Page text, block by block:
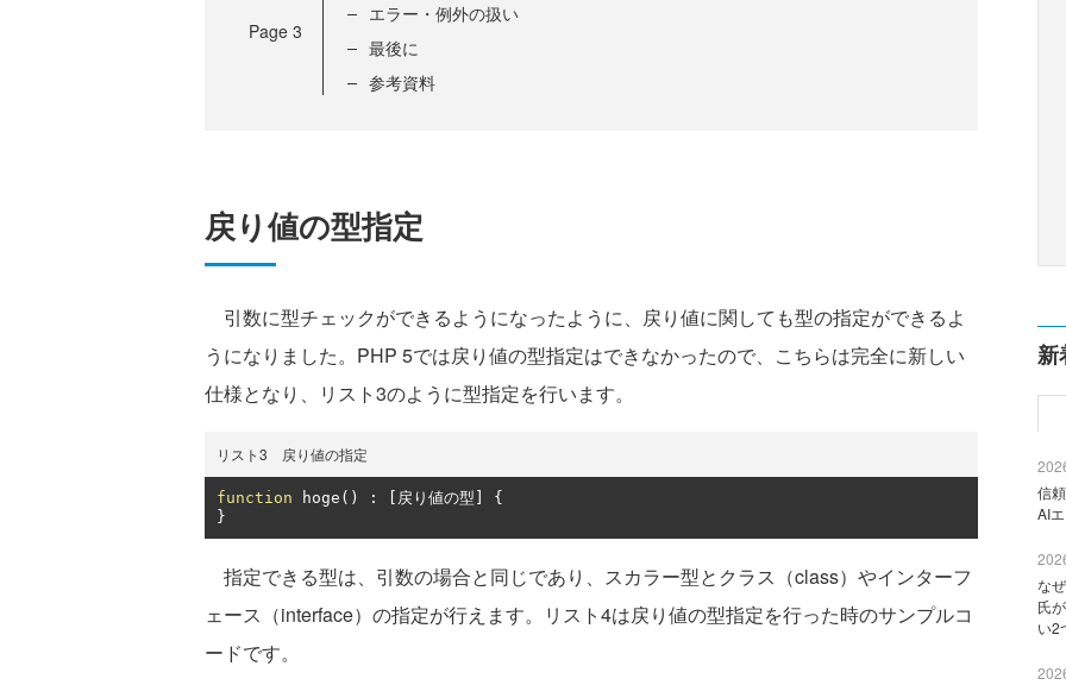
Page 3
エラー・例外の扱い
最後に
参考資料
戻り値の型指定
引数に型チェックができるようになったように、戻り値に関しても型の指定ができるよ
うになりました。PHP 5では戻り値の型指定はできなかったので、こちらは完全に新しい
仕様となり、リスト3のように型指定を行います。
リスト3 戻り値の指定
function hoge () : [戻り値の型]
{
}
指定できる型は、引数の場合と同じであり、スカラー型とクラス（class）やインターフ
ェース（interface）の指定が行えます。リスト4は戻り値の型指定を行った時のサンプルコ
ードです。
新
信
AI
な
氏
い2